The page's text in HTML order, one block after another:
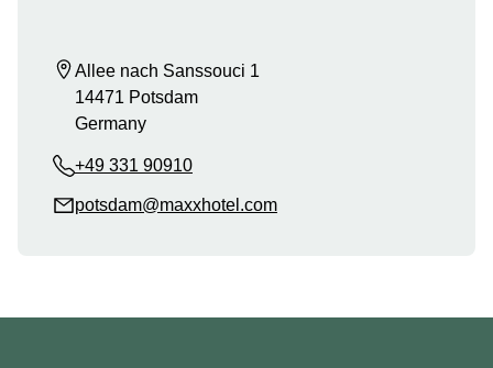
Allee nach Sanssouci 1
14471 Potsdam
Germany
+49 331 90910
potsdam@maxxhotel.com